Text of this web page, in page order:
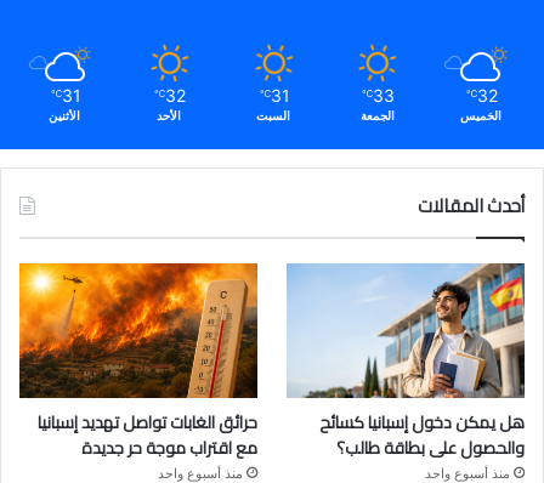
32
℃
الخميس
33
℃
الجمعة
31
℃
السبت
32
℃
الأحد
31
℃
الأثنين
أحدث المقالات
هل يمكن دخول إسبانيا كسائح
والحصول على بطاقة طالب؟
منذ أسبوع واحد
حرائق الغابات تواصل تهديد إسبانيا
مع اقتراب موجة حر جديدة
منذ أسبوع واحد